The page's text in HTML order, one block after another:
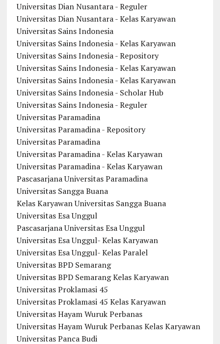
Universitas Dian Nusantara - Reguler
Universitas Dian Nusantara - Kelas Karyawan
Universitas Sains Indonesia
Universitas Sains Indonesia - Kelas Karyawan
Universitas Sains Indonesia - Repository
Universitas Sains Indonesia - Kelas Karyawan
Universitas Sains Indonesia - Kelas Karyawan
Universitas Sains Indonesia - Scholar Hub
Universitas Sains Indonesia - Reguler
Universitas Paramadina
Universitas Paramadina - Repository
Universitas Paramadina
Universitas Paramadina - Kelas Karyawan
Universitas Paramadina - Kelas Karyawan
Pascasarjana Universitas Paramadina
Universitas Sangga Buana
Kelas Karyawan Universitas Sangga Buana
Universitas Esa Unggul
Pascasarjana Universitas Esa Unggul
Universitas Esa Unggul- Kelas Karyawan
Universitas Esa Unggul- Kelas Paralel
Universitas BPD Semarang
Universitas BPD Semarang Kelas Karyawan
Universitas Proklamasi 45
Universitas Proklamasi 45 Kelas Karyawan
Universitas Hayam Wuruk Perbanas
Universitas Hayam Wuruk Perbanas Kelas Karyawan
Universitas Panca Budi